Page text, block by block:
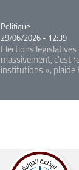
Catégorie
Politique
29/06/2026 - 12:39
Elections
massivement, c'est
institutions », plaide